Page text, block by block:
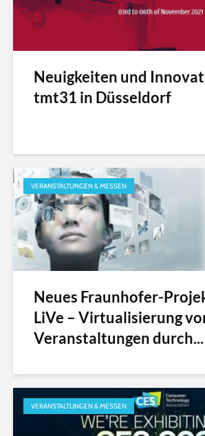
Neuigkeiten und
tmt31 in Düsseldorf
VERANSTALTUNGEN & MESSEN
Neues Fraunhofer-
LiVe – Virtualisierung
Veranstaltungen durch...
VERANSTALTUNGEN & MESSEN